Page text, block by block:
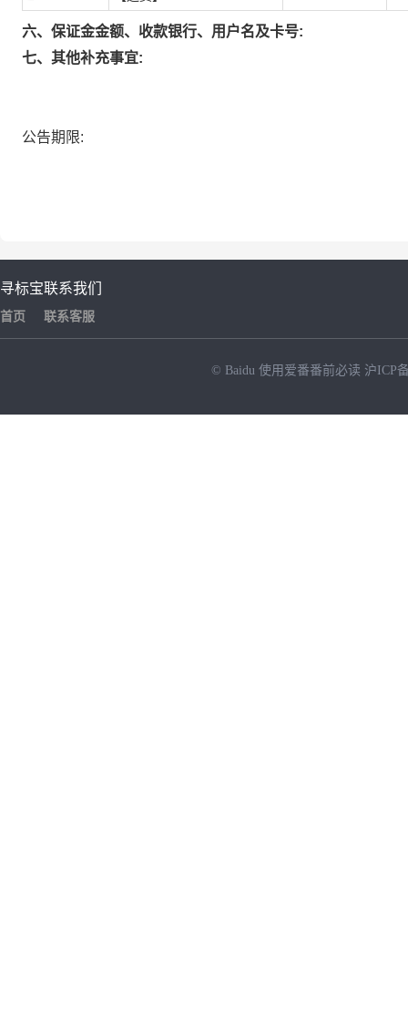
六、保证金金额、收款银行、用户名及卡号:
七、其他补充事宜:
公告期限:
寻标宝
首页
联系我们
联系客服
© Baidu 使用爱番番前必读 沪ICP